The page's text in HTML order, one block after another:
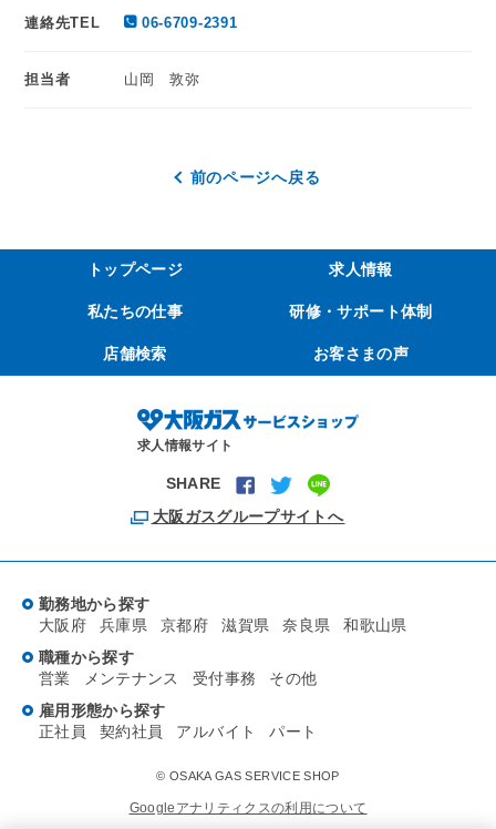
連絡先TEL 06-6709-2391
担当者 山岡 敦弥
前のページへ戻る
トップページ 求人情報
私たちの仕事 研修・サポート体制
店舗検索 お客さまの声
求人情報サイト
SHARE
大阪ガスグループサイトへ
© OSAKA GAS SERVICE SHOP
勤務地から探す
大阪府
兵庫県 京都府 滋賀県 奈良県
和歌山県
職種から探す
営業
メンテナンス 受付事務
その他
雇用形態から探す
正社員
契約社員 アルバイト パート
Googleアナリティクスの利用について